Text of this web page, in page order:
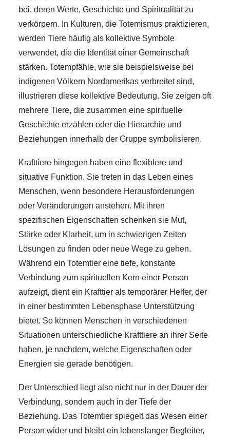
bei, deren Werte, Geschichte und Spiritualität zu
verkörpern. In Kulturen, die Totemismus praktizieren,
werden Tiere häufig als kollektive Symbole
verwendet, die die Identität einer Gemeinschaft
stärken. Totempfähle, wie sie beispielsweise bei
indigenen Völkern Nordamerikas verbreitet sind,
illustrieren diese kollektive Bedeutung. Sie zeigen oft
mehrere Tiere, die zusammen eine spirituelle
Geschichte erzählen oder die Hierarchie und
Beziehungen innerhalb der Gruppe symbolisieren.
Krafttiere hingegen haben eine flexiblere und
situative Funktion. Sie treten in das Leben eines
Menschen, wenn besondere Herausforderungen
oder Veränderungen anstehen. Mit ihren
spezifischen Eigenschaften schenken sie Mut,
Stärke oder Klarheit, um in schwierigen Zeiten
Lösungen zu finden oder neue Wege zu gehen.
Während ein Totemtier eine tiefe, konstante
Verbindung zum spirituellen Kern einer Person
aufzeigt, dient ein Krafttier als temporärer Helfer, der
in einer bestimmten Lebensphase Unterstützung
bietet. So können Menschen in verschiedenen
Situationen unterschiedliche Krafttiere an ihrer Seite
haben, je nachdem, welche Eigenschaften oder
Energien sie gerade benötigen.
Der Unterschied liegt also nicht nur in der Dauer der
Verbindung, sondern auch in der Tiefe der
Beziehung. Das Totemtier spiegelt das Wesen einer
Person wider und bleibt ein lebenslanger Begleiter,